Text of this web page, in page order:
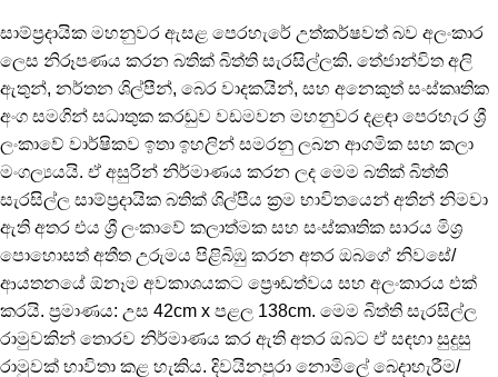
සාම්ප්‍රදායික මහනුවර ඇසළ පෙරහැරේ උත්කර්ෂවත් බව අලංකාර
ලෙස නිරූපණය කරන බතික් බිත්ති සැරසිල්ලකි. තේජාන්විත අලි
ඇතුන්, නර්තන ශිල්පීන්, බෙර වාදකයින්, සහ අනෙකුත් සංස්කෘතික
අංග සමගින් සධාතුක කරඬුව වඩමවන මහනුවර දළඳා පෙරහැර ශ්‍රී
ලංකාවේ වාර්ෂිකව ඉතා ඉහලින් සමරනු ලබන ආගමික සහ කලා
මංගල්‍යයයි. ඒ අසුරින් නිර්මාණය කරන ලද මෙම බතික් බිත්ති
සැරසිල්ල සාම්ප්‍රදායික බතික් ශිල්පීය ක්‍රම භාවිතයෙන් අතින් නිමවා
ඇති අතර එය ශ්‍රී ලංකාවේ කලාත්මක සහ සංස්කෘතික සාරය මිශ්‍ර
පොහොසත් අතීත උරුමය පිළිබිඹු කරන අතර ඔබගේ නිවසේ/
ආයතනයේ ඕනෑම අවකාශයකට ප්‍රෞඩත්වය සහ අලංකාරය එක්
කරයි. ප්‍රමාණය: උස 42cm x පළල 138cm. මෙම බිත්ති සැරසිල්ල
රාමුවකින් තොරව නිර්මාණය කර ඇති අතර ඔබට ඒ සඳහා සුදුසු
රාමුවක් භාවිතා කළ හැකිය. දිවයිනපුරා නොමිලේ බෙදාහැරීම/